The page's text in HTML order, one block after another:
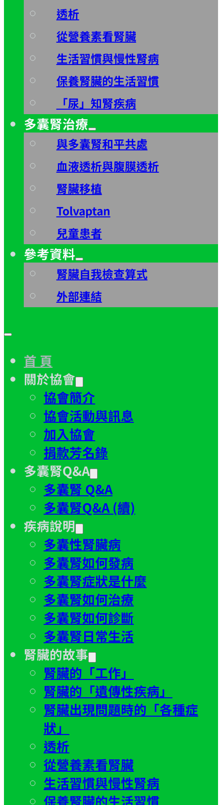
透析
從營養素看腎臟
生活習慣與慢性腎病
保養腎臟的生活習慣
「尿」知腎疾病
多囊腎治療
與多囊腎和平共處
血液透析與腹膜透析
腎臟移植
Tolvaptan
兒童患者
參考資料
腎臟自我檢查算式
外部連結
首 頁
關於協會
協會簡介
協會活動與訊息
加入協會
捐款芳名錄
多囊腎Q&A
多囊腎 Q&A
多囊腎Q&A (續)
疾病說明
多囊性腎臟病
多囊腎如何發病
多囊腎症狀是什麼
多囊腎如何治療
多囊腎如何診斷
多囊腎日常生活
腎臟的故事
腎臟的「工作」
腎臟的「遺傳性疾病」
腎臟出現問題時的「各種症
狀」
透析
從營養素看腎臟
生活習慣與慢性腎病
保養腎臟的生活習慣